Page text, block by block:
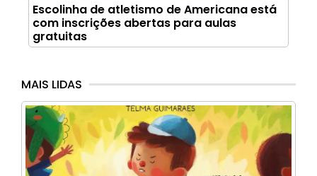
Escolinha de atletismo de Americana está
com inscrições abertas para aulas
gratuitas
MAIS LIDAS